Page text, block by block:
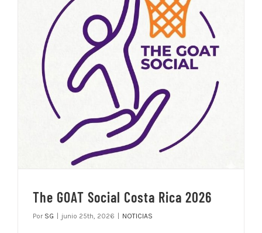
The GOAT Social Costa Rica 2026
Por SG junio 25th, 2026 NOTICIAS